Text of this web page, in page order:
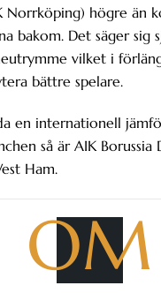
Norrköping) högre än
bakom. Det säger sig
vilket i
bättre spelare.
en internationell
så är AIK
Ham.
OM